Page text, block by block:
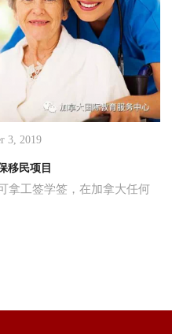
3, 2019
移民项目
拿工签学签，在加拿大任何